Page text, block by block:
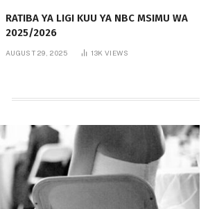
RATIBA YA LIGI KUU YA NBC MSIMU WA
2025/2026
AUGUST 29, 2025 13KVIEWS